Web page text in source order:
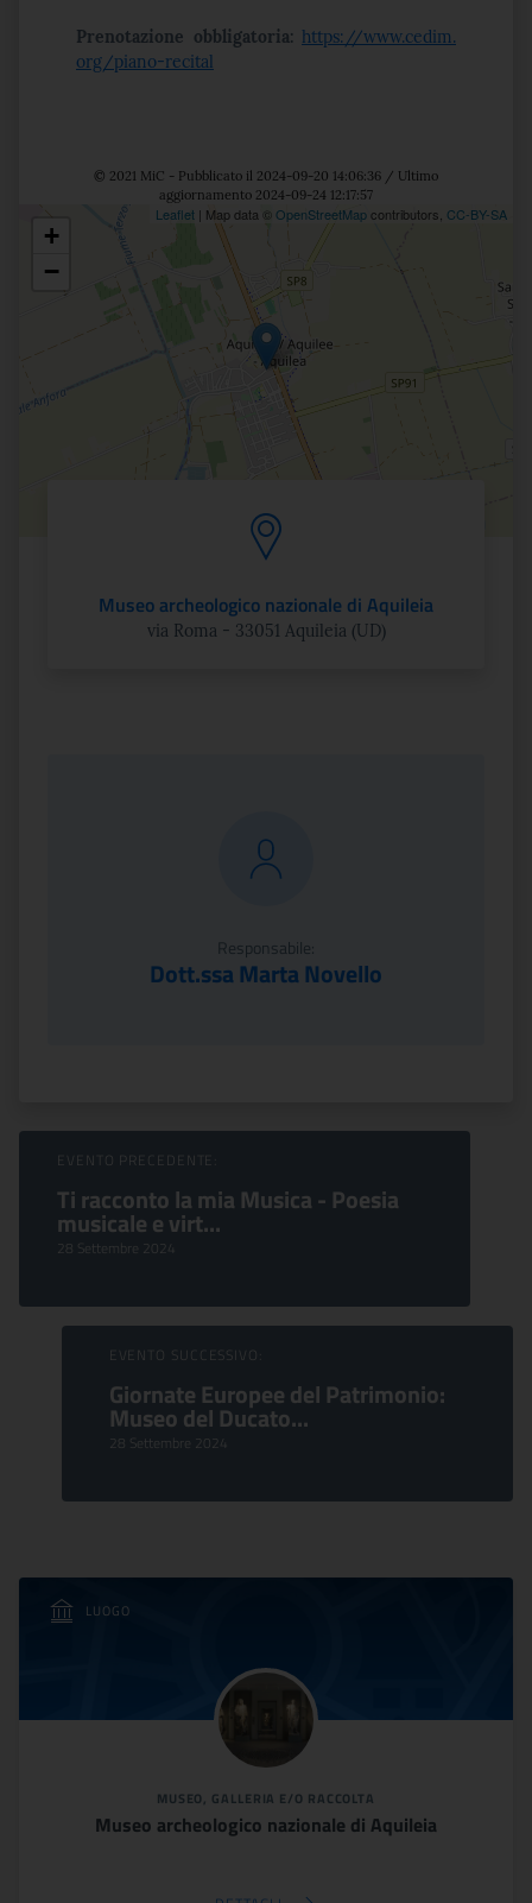
Prenotazione obbligatoria: https://www.cedim.
org/piano-recital
© 2021 MiC - Pubblicato il 2024-09-20 14:06:36 / Ultimo
aggiornamento 2024-09-24 12:17:57
Posizione
+
−
Leaflet | Map data © OpenStreetMapcontributors, CC-BY-SA
Museo archeologico nazionale di Aquileia
via Roma - 33051 Aquileia (UD)
Responsabile:
Dott.ssa Marta Novello
Sfoglia Eventi
EVENTO PRECEDENTE:
Ti racconto la mia Musica - Poesia
musicale e virt...
28 Settembre 2024
EVENTO SUCCESSIVO:
Giornate Europee del Patrimonio:
Museo del Ducato...
28 Settembre 2024
LUOGO
MUSEO, GALLERIA E/O RACCOLTA
Museo archeologico nazionale di Aquileia